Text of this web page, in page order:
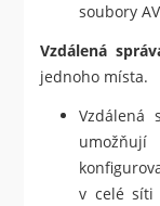
soubory
Vzdálená
jednoho místa.
Vzdálená
v celé síti